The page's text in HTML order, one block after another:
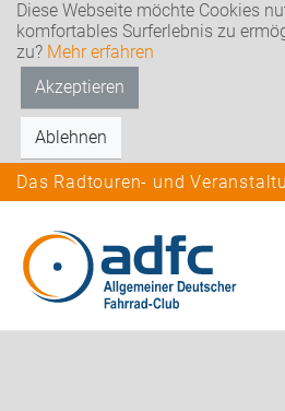
Diese Webseite möchte Cookies
komfortables Surferlebnis zu
zu? Mehr erfahren
Akzeptieren
Ablehnen
Das Radtouren- und